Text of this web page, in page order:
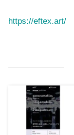
https://eftex.art/